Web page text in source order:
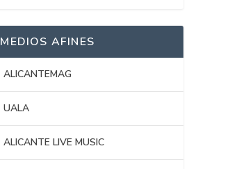
MEDIOS AFINES
ALICANTEMAG
UALA
ALICANTE LIVE MUSIC